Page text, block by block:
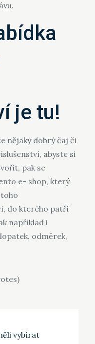
je tu!
nějaký dobrý čaj či
abyste si
pak se
e- shop, který
do kterého patří
například i
odměrek,
vybírat